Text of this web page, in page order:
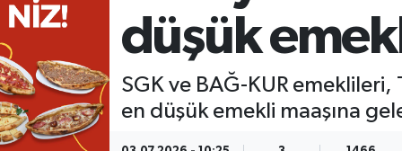
düşük
SGK ve BAĞ-KUR
en düşük emekli maaşına
KÜLTÜR SANAT
YAŞAM
LIFE
SARIGÖL
SARUHANLI
SELENDİ
KÖPRÜBAŞI
KULA
SALİHLİ
EKONOMİ
EĞİTİM
KÜLTÜR SANAT